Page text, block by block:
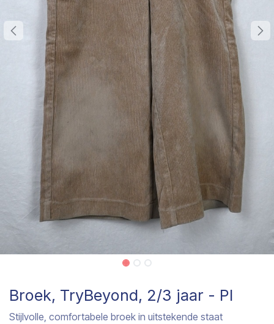
Broek, TryBeyond, 2/3 jaar - PI
Stijlvolle, comfortabele broek in uitstekende staat